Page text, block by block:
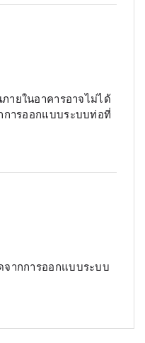
ายในอาคารอาจไม่ได้
การออกแบบระบบท่อที่
จากการออกแบบระบบ